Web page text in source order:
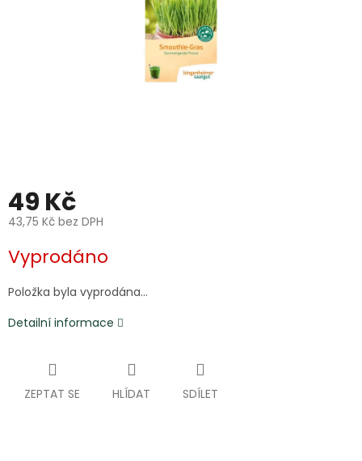
49 Kč
43,75 Kč bez DPH
cena:
Vyprodáno
Položka byla vyprodána…
Detailní informace
ZEPTAT SE HLÍDAT SDÍLET